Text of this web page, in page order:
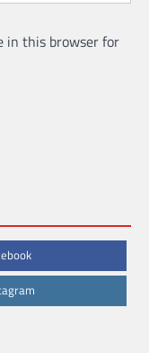
in this browser for